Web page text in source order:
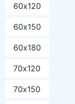
60х120
60х150
60х180
70х120
70х150